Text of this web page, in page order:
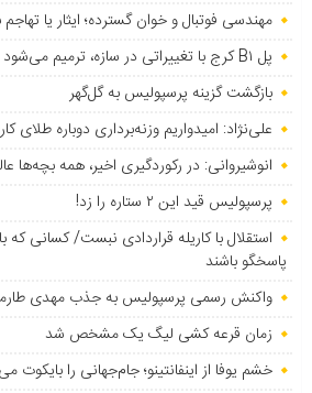
مهندسی فوتبال و خوان گسترده؛ ایثار یا
پل B۱ کرج با تغییراتی در سازه، ترمیم می‌شود
بازگشت گزینه پرسپولیس به ‌گل‌گهر
علی‌نژاد: امیدواریم وزنه‌برداری دوباره طلای
انوشیروانی: در رکوردگیری اخیر، همه بچه‌ها
پرسپولیس قید این ۲ ستاره را زد!
استقلال با کاریله قراردادی نبست/ کسانی
پاسخگو باشند
واکنش رسمی پرسپولیس به جذب مهدی
زمان قرعه کشی لیگ یک مشخص شد
خشم یوفا از اینفانتینو؛ جام‌جهانی را بایکوت